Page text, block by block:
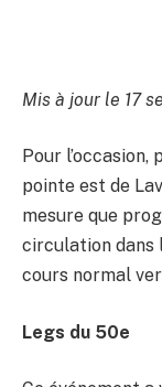
Mis à jour le 17
Pour
pointe est de
mesure que
circulation dans
cours normal
Legs du 50e